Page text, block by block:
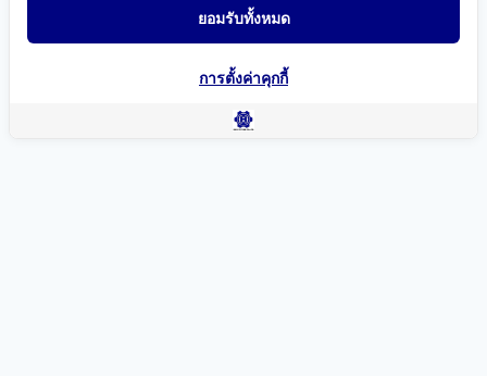
ยอมรับทั้งหมด
การตั้งค่าคุกกี้